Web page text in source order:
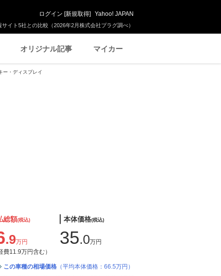
イト5社との比較（2026年2月株式会社プラグ調べ）
ログイン [新規取得] Yahoo! JAPAN
オリジナル記事 マイカー
ー・ディスプレイ
総額(税込)
.9万円
費11.9万円含む）
本体価格(税込)
35.0万円
この車種の相場価格 （平均本体価格：66.5万円）